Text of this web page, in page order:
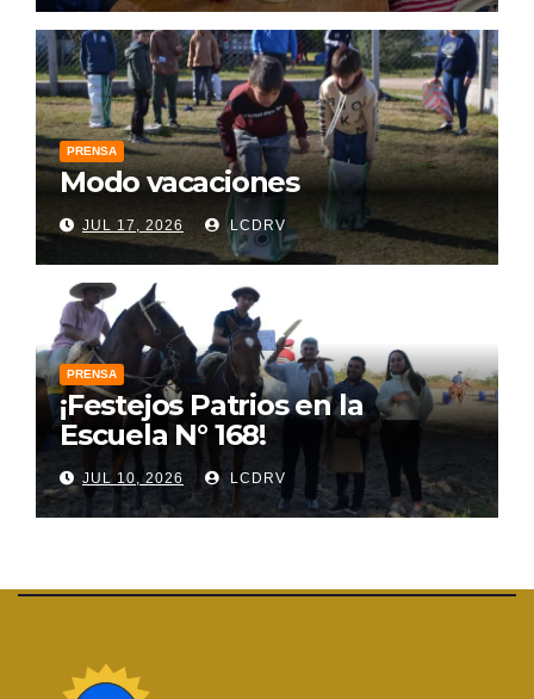
PRENSA
Modo vacaciones
JUL 17, 2026 LCDRV
PRENSA
¡Festejos Patrios en la
Escuela N° 168!
JUL 10, 2026 LCDRV